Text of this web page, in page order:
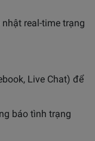
real-time trạng
Live Chat) để
báo tình trạng